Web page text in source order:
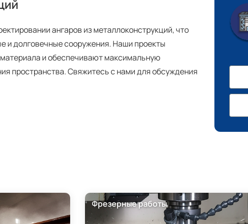
ангаров из металлоконструкций, что
и долговечные сооружения. Наши проекты
и обеспечивают максимальную
пространства. Свяжитесь с нами для обсуждения
Фрезерные работы